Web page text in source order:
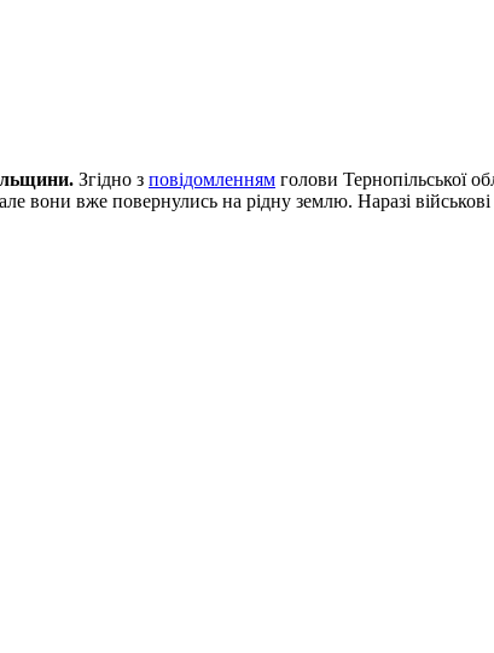
Згідно з повідомленням голови Тернопільської
вони вже повернулись на рідну землю. Наразі